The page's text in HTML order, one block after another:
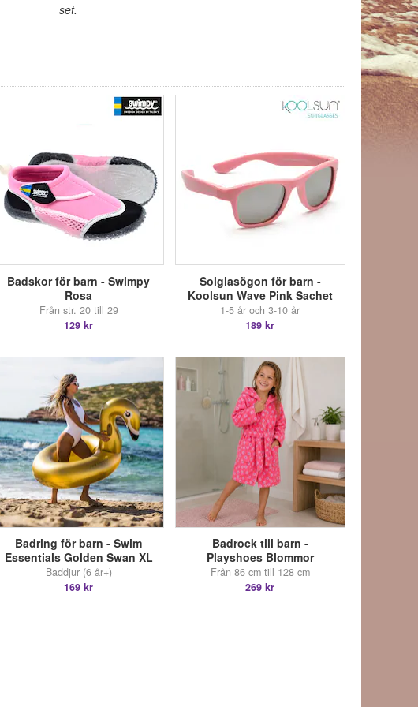
set.
Badskor för barn - Swimpy
Rosa
Från str. 20 till 29
129 kr
Solglasögon för barn -
Koolsun Wave Pink Sachet
1-5 år och 3-10 år
189 kr
Badring för barn - Swim
Essentials Golden Swan XL
Baddjur (6 år+)
169 kr
Badrock till barn -
Playshoes Blommor
Från 86 cm till 128 cm
269 kr